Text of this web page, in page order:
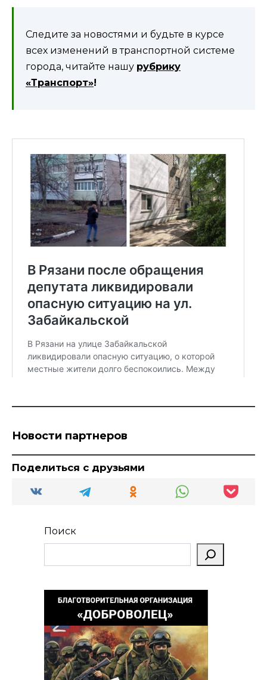
Следите за новостями и будьте в курсе
всех изменений в транспортной системе
города, читайте нашу рубрику
«Транспорт»!
Новости партнеров
Поделиться с друзьями
Поиск